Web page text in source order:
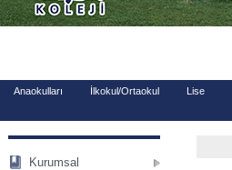
Anaokulları İlkokul/Ortaokul Lise
Kurumsal